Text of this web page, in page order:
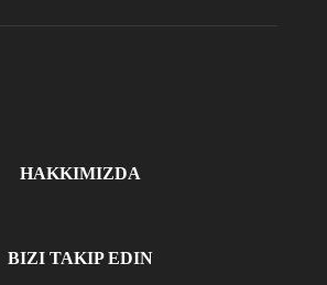
HAKKIMIZDA
BIZI TAKIP EDIN